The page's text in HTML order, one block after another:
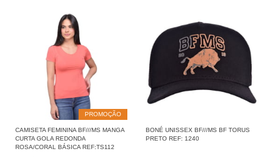
PROMOÇÃO
CAMISETA FEMININA BF///MS MANGA
CURTA GOLA REDONDA
ROSA/CORAL BÁSICA REF:TS112
BONÉ UNISSEX BF///MS BF TORUS
PRETO REF: 1240